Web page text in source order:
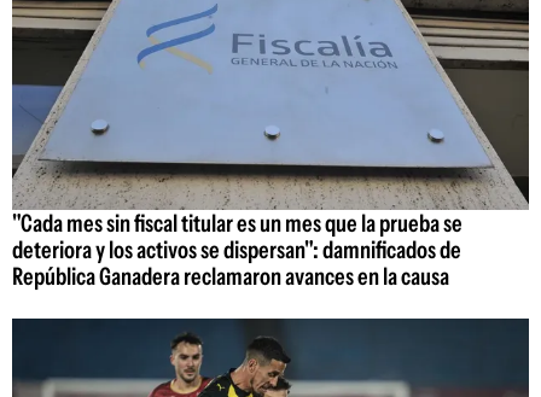
"Cada mes sin fiscal titular es un mes que la prueba se
deteriora y los activos se dispersan": damnificados de
República Ganadera reclamaron avances en la causa